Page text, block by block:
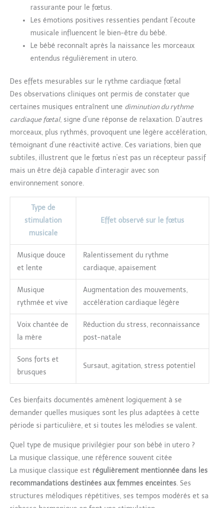
rassurante pour le fœtus.
Les émotions positives ressenties pendant l’écoute
musicale influencent le bien-être du bébé.
Le bébé reconnaît après la naissance les morceaux
entendus régulièrement in utero.
Des effets mesurables sur le rythme cardiaque fœtal
Des observations cliniques ont permis de constater que
certaines musiques entraînent une diminution du rythme
cardiaque fœtal, signe d’une réponse de relaxation. D’autres
morceaux, plus rythmés, provoquent une légère accélération,
témoignant d’une réactivité active. Ces variations, bien que
subtiles, illustrent que le fœtus n’est pas un récepteur passif
mais un être déjà capable d’interagir avec son
environnement sonore.
Type de
stimulation
musicale
Effet observé sur le fœtus
Musique douce
et lente
Ralentissement du rythme
cardiaque, apaisement
Musique
rythmée et vive
Augmentation des mouvements,
accélération cardiaque légère
Voix chantée de
la mère
Réduction du stress, reconnaissance
post-natale
Sons forts et
brusques
Sursaut, agitation, stress potentiel
Ces bienfaits documentés amènent logiquement à se
demander quelles musiques sont les plus adaptées à cette
période si particulière, et si toutes les mélodies se valent.
Quel type de musique privilégier pour son bébé in utero ?
La musique classique, une référence souvent citée
La musique classique est régulièrement mentionnée dans les
recommandations destinées aux femmes enceintes. Ses
structures mélodiques répétitives, ses tempos modérés et sa